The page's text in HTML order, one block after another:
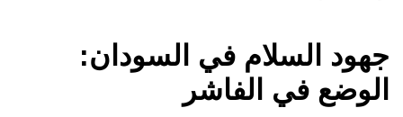
جهود السلام في السودان:
الوضع في الفاشر